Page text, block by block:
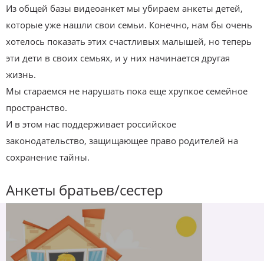
Из общей базы видеоанкет мы убираем анкеты детей,
которые уже нашли свои семьи. Конечно, нам бы очень
хотелось показать этих счастливых малышей, но теперь
эти дети в своих семьях, и у них начинается другая
жизнь.
Мы стараемся не нарушать пока еще хрупкое семейное
пространство.
И в этом нас поддерживает российское
законодательство, защищающее право родителей на
сохранение тайны.
Анкеты братьев/сестер